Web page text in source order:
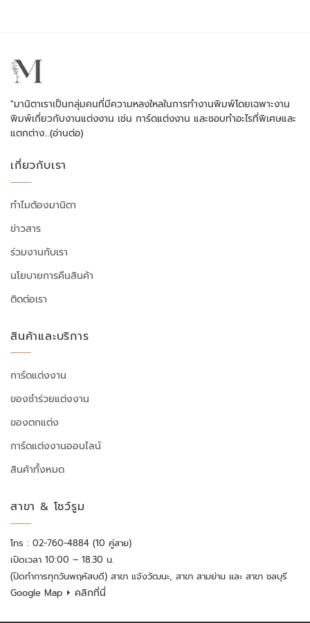
"มานิตาเราเป็นกลุ่มคนที่มีความหลงใหลในการทำงานพิมพ์โดยเฉพาะงาน
พิมพ์เกี่ยวกับงานแต่งงาน เช่น การ์ดแต่งงาน และชอบทำอะไรที่พิเศษและ
แตกต่าง…(อ่านต่อ)
เกี่ยวกับเรา
ทำไมต้องมานิตา
ข่าวสาร
ร่วมงานกับเรา
นโยบายการคืนสินค้า
ติดต่อเรา
สินค้าและบริการ
การ์ดแต่งงาน
ของชำร่วยแต่งงาน
ของตกแต่ง
การ์ดแต่งงานออนไลน์
สินค้าทั้งหมด
สาขา & โชว์รูม
โทร : 02-760-4884 (10 คู่สาย)
เปิดเวลา 10:00 – 18.30 น.
(ปิดทำการทุกวันพฤหัสบดี) สาขา แจ้งวัฒนะ, สาขา สามย่าน และ สาขา ชลบุรี
Google Map ⏵ คลิกที่นี่